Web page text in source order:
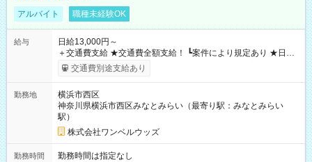
アルバイト 職種未経験OK
給与
日給13,000円～
＋交通費支給 ★交通費全額支給！ ┗案件により規定あり ★日払
いOK！（規定あり） ┗働いたその日に現金GET♪ お仕事後はコ
ンビニATMから 日払い分を引き落とせます！ 【試用期間】試
交通費別途支給あり
勤務地
横浜市西区
神奈川県横浜市西区みなとみらい（最寄り駅：みなとみらい
駅）
株式会社ワンベルウッズ
勤務時間
勤務時間は指定なし